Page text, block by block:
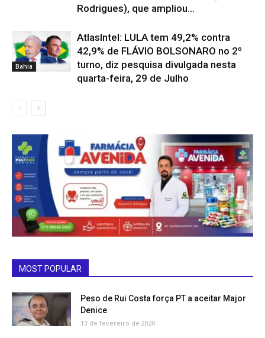
Rodrigues), que ampliou...
Bahia
AtlasIntel: LULA tem 49,2% contra
42,9% de FLÁVIO BOLSONARO no 2º
turno, diz pesquisa divulgada nesta
quarta-feira, 29 de Julho
MOST POPULAR
Peso de Rui Costa força PT a aceitar Major
Denice
13 de fevereiro de 2020